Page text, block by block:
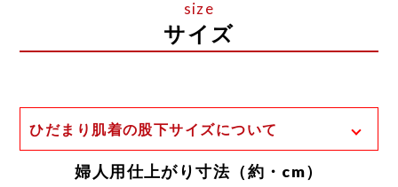
サイズ
ひだまり肌着の股下サイズについて
一般的な股下の計測方法は、足の付け根から
婦人用仕上がり寸法（約・cm）